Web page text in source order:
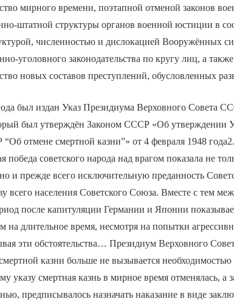
мирного времени, поэтапной отменой законов
штатной структуры органов военной юстиции в
численностью и дислокацией Вооружённых
уголовного законодательства по кругу лиц, а
новых составов преступлений, обусловленных
был издан Указ Президиума Верховного Совета
был утверждён Законом СССР «Об утверждении
отмене смертной казни”» от 4 февраля 1948
победа советского народа над врагом показала не
но и прежде всего исключительную преданность
всего населения Советского Союза. Вместе с тем
после капитуляции Германии и Японии
на длительное время, несмотря на попытки
эти обстоятельства… Президиум Верховного
казни больше не вызывается
указу смертная казнь в мирное время отменялась, а
предписывалось назначать наказание в виде